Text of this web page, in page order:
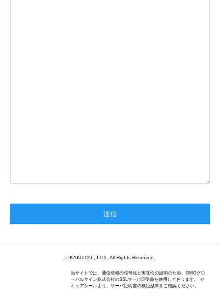
© KAKU CO., LTD., All Rights Reserved.
当サイトでは、通信情報の暗号化と実在性の証明のため、GMOグロ
ーバルサイン株式会社のSSLサーバ証明書を使用しております。 セ
キュアシールより、サーバ証明書の検証結果をご確認ください。